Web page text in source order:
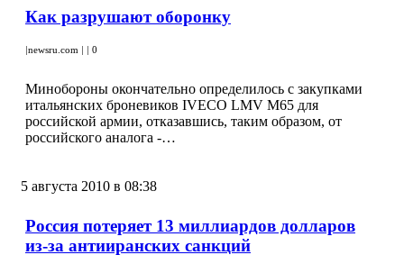
Как разрушают оборонку
|newsru.com | | 0
Минобороны окончательно определилось с закупками
итальянских броневиков IVECO LMV M65 для
российской армии, отказавшись, таким образом, от
российского аналога -…
5 августа 2010 в 08:38
Россия потеряет 13 миллиардов долларов
из-за антииранских санкций